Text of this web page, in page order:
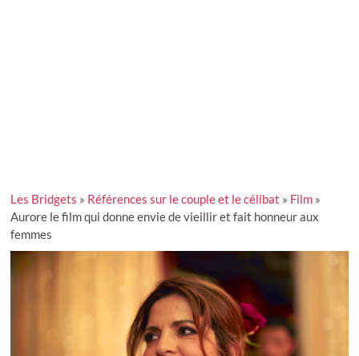
Les Bridgets » Références sur le couple et le célibat » Film »
Aurore le film qui donne envie de vieillir et fait honneur aux
femmes